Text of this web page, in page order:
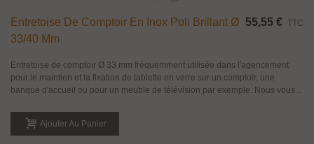
Entretoise De Comptoir En Inox Poli Brillant Ø
33/40 Mm
55,55 € TTC
Entretoise de comptoir Ø 33 mm fréquemment utilisée dans l'agencement
pour le maintien et la fixation de tablette en verre sur un comptoir, une
banque d'accueil ou pour un meuble de télévision par exemple. Nous vous...
Ajouter Au Panier